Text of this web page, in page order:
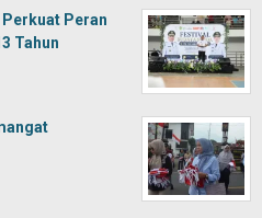
Peran
Tahun